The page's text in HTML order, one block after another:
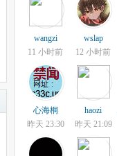
wangzi
11 小时前
wslap
12 小时前
心海桐
昨天 23:30
haozi
昨天 21:09